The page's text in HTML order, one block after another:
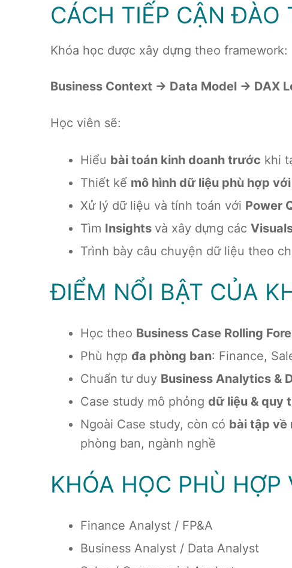
CÁCH TIẾP CẬN ĐÀO
Khóa học được xây dựng theo framework:
Business Context → Data Model → DAX
Học viên sẽ:
Hiểu bài toán kinh doanh trước khi
Thiết kế mô hình dữ liệu phù hợp
Xử lý dữ liệu và tính toán với Power
Tìm Insights và xây dựng các
Trình bày câu chuyện dữ liệu theo
ĐIỂM NỔI BẬT CỦA
Học theo Business Case Rolling
Phù hợp đa phòng ban: Finance,
Chuẩn tư duy Business Analytics &
Case study mô phỏng dữ liệu & quy
Ngoài Case study, còn có bài tập về
phòng ban, ngành nghề
KHÓA HỌC PHÙ HỢP
Finance Analyst / FP&A
Business Analyst / Data Analyst